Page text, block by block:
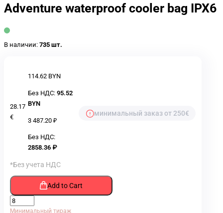
Adventure waterproof cooler bag IPX6
В наличии: 735 шт.
28.17
€
114.62 BYN
Без НДС: 95.52
BYN
3 487.20 ₽
Без НДС:
2858.36 ₽
минимальный заказ от 250€
*Без учета НДС
Add to Cart
Минимальный тираж